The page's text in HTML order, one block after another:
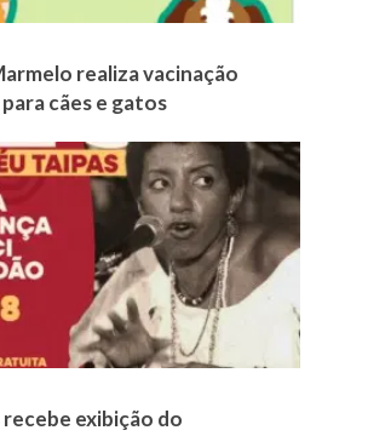
realiza vacinação
cães e gatos
recebe exibição do